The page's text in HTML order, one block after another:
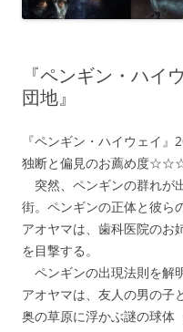
『ペンギン・ハイ
団地』
『ペンギン・ハイウェイ
独断と偏見のお薦め度
突然、ペンギンの群れが
街。ペンギンの正体と彼ら
アオヤマは、歯科医院のお
を目撃する。
ペンギンの出現法則を解
アオヤマは、友人の男の子
奥の草原に浮かぶ謎の球体